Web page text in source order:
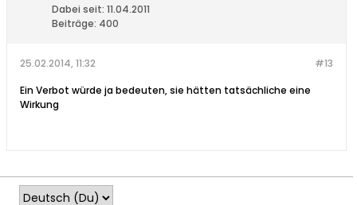
Dabei seit: 11.04.2011
Beiträge: 400
#13
25.02.2014, 11:32
Ein Verbot würde ja bedeuten, sie hätten tatsächliche eine
Wirkung